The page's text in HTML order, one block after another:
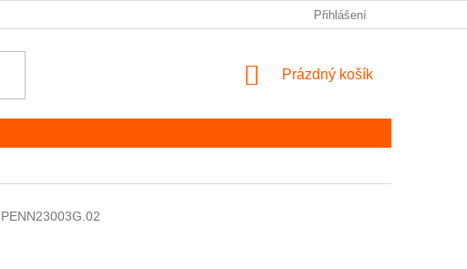
Přihlášení
NÁKUPNÍ KOŠÍK
Prázdný košík
PENN23003G.02